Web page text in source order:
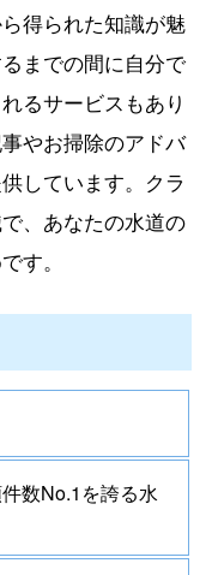
得られた知識が魅
までの間に自分で
るサービスもあり
やお掃除のアドバ
しています。クラ
、あなたの水道の
す。
数No.1を誇る水